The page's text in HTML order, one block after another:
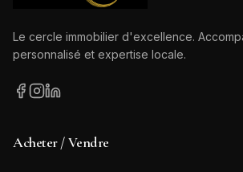
Le cercle immobilier d'excellence.
personnalisé et expertise locale.
Acheter / Vendre